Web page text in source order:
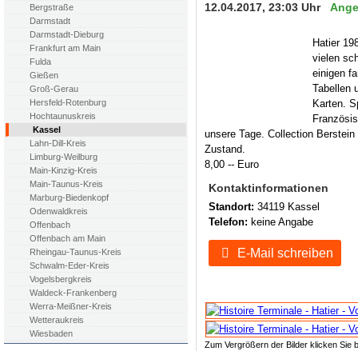
Bergstraße
Darmstadt
Darmstadt-Dieburg
Frankfurt am Main
Fulda
Gießen
Groß-Gerau
Hersfeld-Rotenburg
Hochtaunuskreis
Kassel
Lahn-Dill-Kreis
Limburg-Weilburg
Main-Kinzig-Kreis
Main-Taunus-Kreis
Marburg-Biedenkopf
Odenwaldkreis
Offenbach
Offenbach am Main
Rheingau-Taunus-Kreis
Schwalm-Eder-Kreis
Vogelsbergkreis
Waldeck-Frankenberg
Werra-Meißner-Kreis
Wetteraukreis
Wiesbaden
12.04.2017, 23:03 Uhr
Hatier
vielen
einigen
Tabellen
Karten.
unsere Tage. Collection
Zustand.
8,00 -- Euro
Kontaktinformationen
Standort: 34119 Kassel
Telefon: keine Angabe
E-Mail schreiben
Zum Vergrößern der Bilder klicken Sie